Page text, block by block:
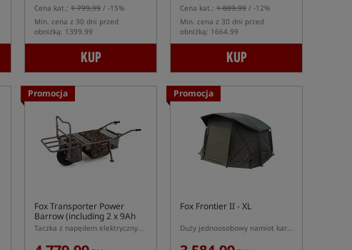
Cena kat.: 1 799,99 / -15%
Min. cena z 30 dni przed
obniżką: 1399.99
KUP
Cena kat.: 1 889,99 / -12%
Min. cena z 30 dni przed
obniżką: 1664.99
KUP
Promocja
Fox Transporter Power
Barrow (including 2 x 9Ah
12v batteries and charger)Taczka z napędem elektrycznym Fox Transporter Power Barrow
Promocja
Fox Frontier II - XL
Duży jednoosobowy namiot karpiowy